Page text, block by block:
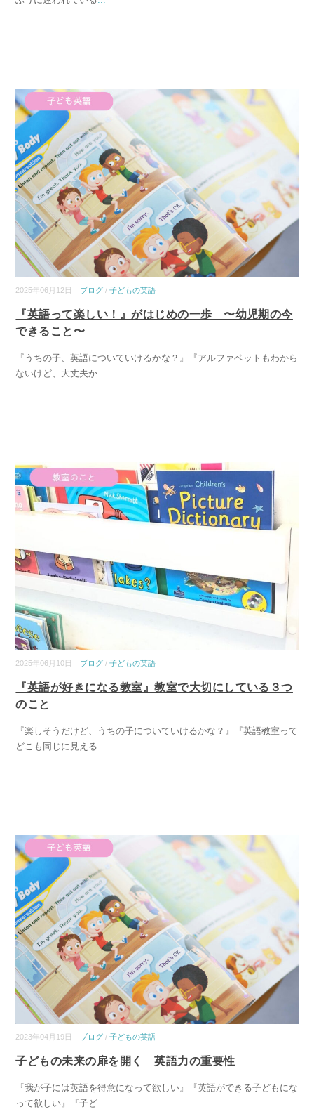
2025年06月12日｜ ブログ /子どもの英語
『英語って楽しい！』がはじめの一歩 〜幼児期の今
できること〜
『うちの子、英語についていけるかな？』『アルファベットもわから
ないけど、大丈夫か
2025年06月10日｜ ブログ /子どもの英語
『英語が好きになる教室』教室で大切にしている３つ
のこと
『楽しそうだけど、うちの子についていけるかな？』『英語教室って
どこも同じに見える...
2023年04月19日｜ ブログ /子どもの英語
子どもの未来の扉を開く 英語力の重要性
『我が子には英語を得意になって欲しい』『英語ができる子どもにな
って欲しい』『子ど...